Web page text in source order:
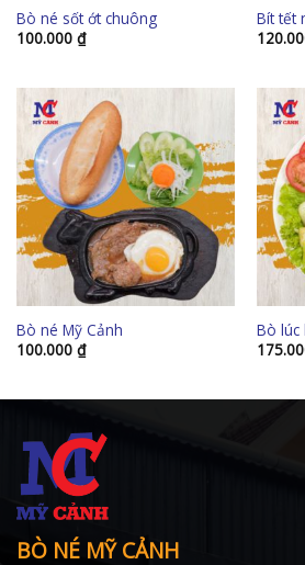
Bò né sốt ớt chuông
100.000 ₫
Bít tết
Bò né Mỹ Cảnh
100.000 ₫
Bò lúc
BÒ NÉ MỸ CẢNH